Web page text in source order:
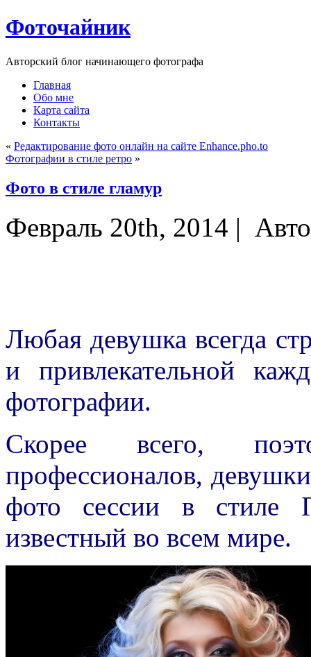
Фоточайник
Авторский блог начинающего фотографа
Главная
Обо мне
Карта сайта
Контакты
« Редактирование фото онлайн на сайте Enhance.pho.to
Фотографии в стиле ретро »
Фото в стиле гламур
Февраль 20th, 2014 |
Любая девушка всегда
и привлекательной
фотографии.
Скорее всего,
профессионалов,
фото сессии в стиле
известный во всем мире.